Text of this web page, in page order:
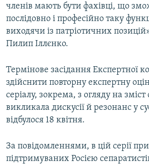
членів мають бути фахівці, що
послідовно і професійно таку
виходячи із патріотичних
Пилип Іллєнко.
Термінове засідання Експертної
здійснити повторну експертну
серіалу, зокрема, з огляду на зміст
викликала дискусії й резонанс у
відбулося 18 квітня.
За повідомленнями, в цій серії
підтримуваних Росією